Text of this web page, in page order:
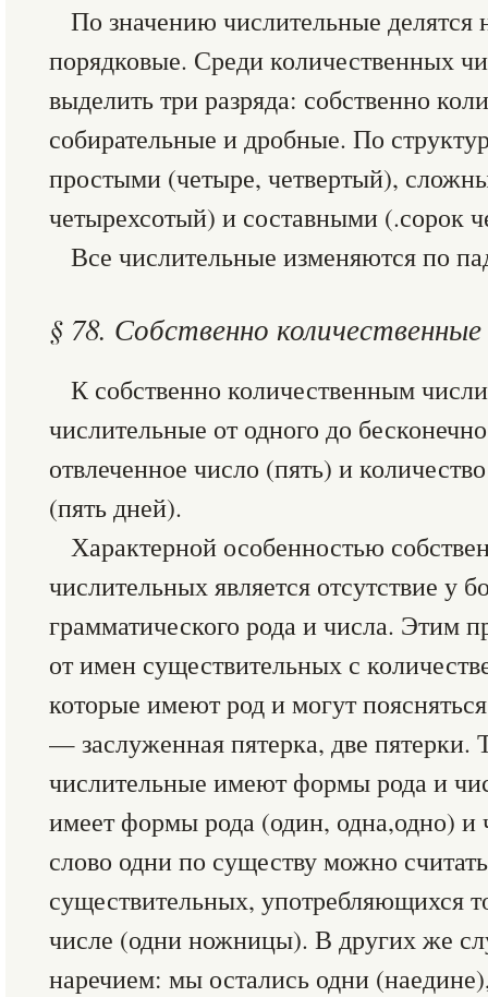
По значению числительные делятся
порядковые. Среди количественных
выделить три разряда: собственно
собирательные и дробные. По
простыми (четыре, четвертый),
четырехсотый) и составными (.сорок
Все числительные изменяются по
§ 78. Собственно
К собственно количественным
числительные от одного до
отвлеченное число (пять) и
(пять дней).
Характерной особенностью
числительных является отсутствие у
грамматического рода и числа. Этим
от имен существительных с
которые имеют род и могут
— заслуженная пятерка, две пятерки.
числительные имеют формы рода и
имеет формы рода (один, одна,одно) и
слово одни по существу можно
существительных, употребляющихся
числе (одни ножницы). В других же
наречием: мы остались одни